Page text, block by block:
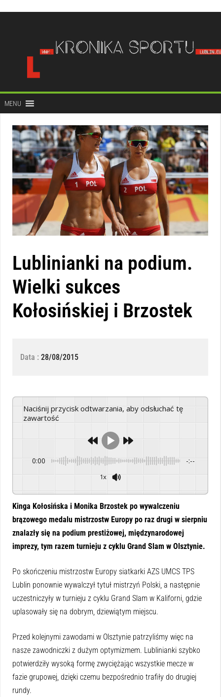
treści
MENU
Lublinianki na podium.
Wielki sukces
Kołosińskiej i Brzostek
Data : 28/08/2015
Naciśnij przycisk odtwarzania, aby odsłuchać tę
zawartość
0:00 -:--
1x
Kinga Kołosińska i Monika Brzostek po wywalczeniu
brązowego medalu mistrzostw Europy po raz drugi w sierpniu
znalazły się na podium prestiżowej, międzynarodowej
imprezy, tym razem turnieju z cyklu Grand Slam w Olsztynie.
Po skończeniu mistrzostw Europy siatkarki AZS UMCS TPS
Lublin ponownie wywalczył tytuł mistrzyń Polski, a następnie
uczestniczyły w turnieju z cyklu Grand Slam w Kaliforni, gdzie
uplasowały się na dobrym, dziewiątym miejscu.
Przed kolejnymi zawodami w Olsztynie patrzyliśmy więc na
nasze zawodniczki z dużym optymizmem. Lublinianki szybko
potwierdziły wysoką formę zwyciężając wszystkie mecze w
fazie grupowej, dzięki czemu bezpośrednio trafiły do drugiej
rundy.